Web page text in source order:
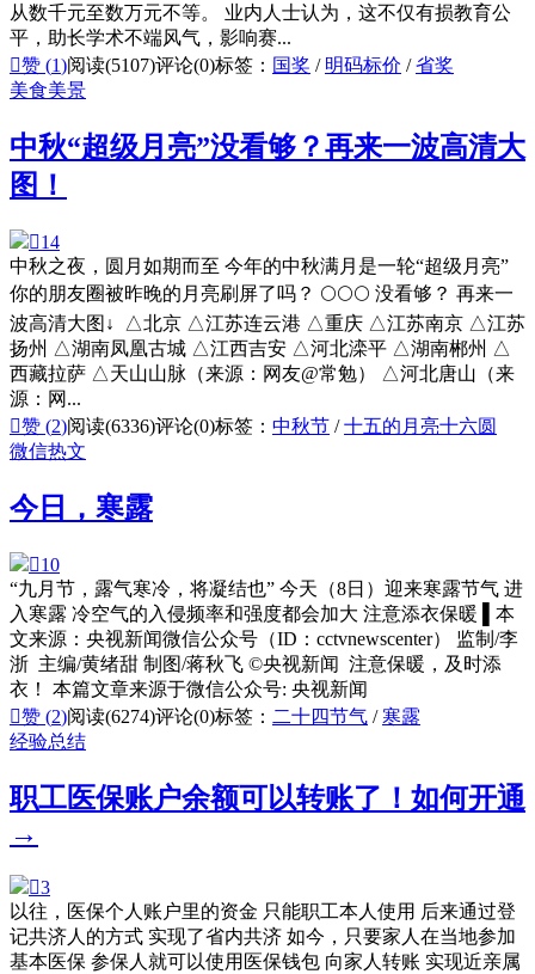
从数千元至数万元不等。 业内人士认为，这不仅有损教育公
平，助长学术不端风气，影响赛...
赞 (1)阅读(5107)评论(0)标签： 国奖 / 明码标价 /省奖
美食美景
中秋“超级月亮”没看够？再来一波高清大
图！
14
中秋之夜，圆月如期而至 今年的中秋满月是一轮“超级月亮”
你的朋友圈被昨晚的月亮刷屏了吗？ 🌕🌕🌕 没看够？ 再来一
波高清大图↓ △北京 △江苏连云港 △重庆 △江苏南京 △江苏
扬州 △湖南凤凰古城 △江西吉安 △河北滦平 △湖南郴州 △
西藏拉萨 △天山山脉（来源：网友@常勉） △河北唐山（来
源：网...
赞 (2)阅读(6336)评论(0)标签： 中秋节 /十五的月亮十六圆
微信热文
今日，寒露
10
“九月节，露气寒冷，将凝结也” 今天（8日）迎来寒露节气 进
入寒露 冷空气的入侵频率和强度都会加大 注意添衣保暖 ▌本
文来源：央视新闻微信公众号（ID：cctvnewscenter） 监制/李
浙 主编/黄绪甜 制图/蒋秋飞 ©央视新闻 注意保暖，及时添
衣！ 本篇文章来源于微信公众号: 央视新闻
赞 (2)阅读(6274)评论(0)标签： 二十四节气 / 寒露
经验总结
职工医保账户余额可以转账了！如何开通
→
3
以往，医保个人账户里的资金 只能职工本人使用 后来通过登
记共济人的方式 实现了省内共济 如今，只要家人在当地参加
基本医保 参保人就可以使用医保钱包 向家人转账 实现近亲属